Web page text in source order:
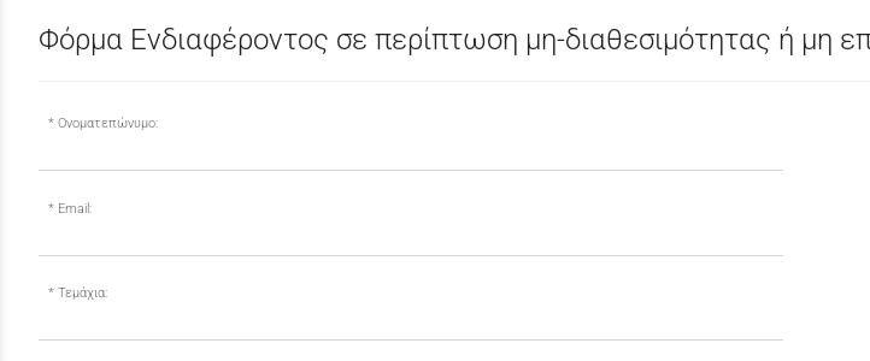
Φόρμα Ενδιαφέροντος σε περίπτωση μη-διαθεσιμότητας ή μη
Ονοματεπώνυμο:
Email:
Τεμάχια: